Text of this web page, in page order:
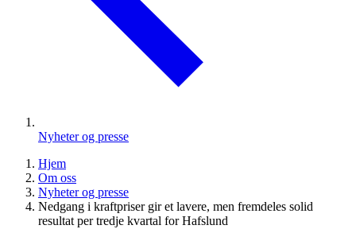
Nyheter og presse
Hjem
Om oss
Nyheter og presse
Nedgang i kraftpriser gir et lavere, men fremdeles solid
resultat per tredje kvartal for Hafslund